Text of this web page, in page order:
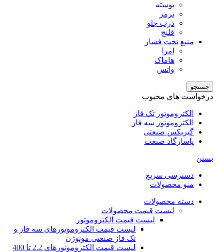
پوسته
ترمز
درب جلو
فلنج
منبع تحت فشار
امرا
هاماک
واتس
جستجو
درخواست های محبوب
الکتروموتور تک فاز
الکتروموتور سه فاز
گیربکس صنعتی
پاسارگاد صنعت
بستن
دسترسی سریع
منو محصولات
دسته محصولات
لیست قیمت محصولات
لیست قیمت الکتروموتور
لیست قیمت الکتروموتورهای سه فاز و
تک فاز صنعتی موتوژن
لیست قیمت الکتروموتورهای 2.2 تا 400